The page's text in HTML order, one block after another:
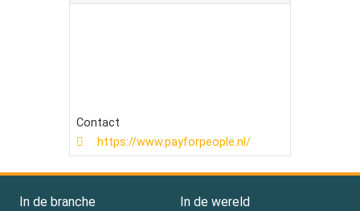
Contact
https://www.payforpeople.nl/
In de branche
In de wereld